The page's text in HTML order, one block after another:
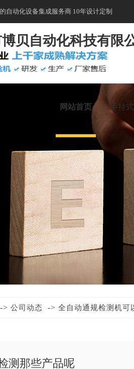
自动化设备集成服务商 10年设计定制
贝自动化科技有限
网站首页 手持
> 公司动态 -> 全自动通规检测机可
测那些产品呢